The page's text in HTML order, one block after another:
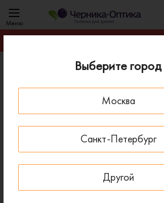
Выберите город
Москва
Санкт-Петербург
Другой
Меню
Гарантируем лучшую цену на
Оправы для очков
Оправа BANISS BS8076 C03
- 30 % ДО 15 АВГУСТА